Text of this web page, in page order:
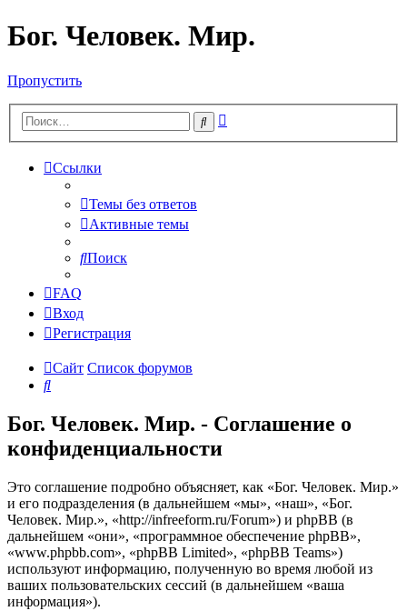
Бог. Человек. Мир.
Пропустить
Поиск
Ссылки
Темы без ответов
Активные темы
Поиск
FAQ
Вход
Регистрация
Сайт Список форумов
Поиск
Бог. Человек. Мир. - Соглашение о
конфиденциальности
Это соглашение подробно объясняет, как «Бог. Человек. Мир.»
и его подразделения (в дальнейшем «мы», «наш», «Бог.
Человек. Мир.», «http://infreeform.ru/Forum») и phpBB (в
дальнейшем «они», «программное обеспечение phpBB»,
«www.phpbb.com», «phpBB Limited», «phpBB Teams»)
используют информацию, полученную во время любой из
ваших пользовательских сессий (в дальнейшем «ваша
информация»).